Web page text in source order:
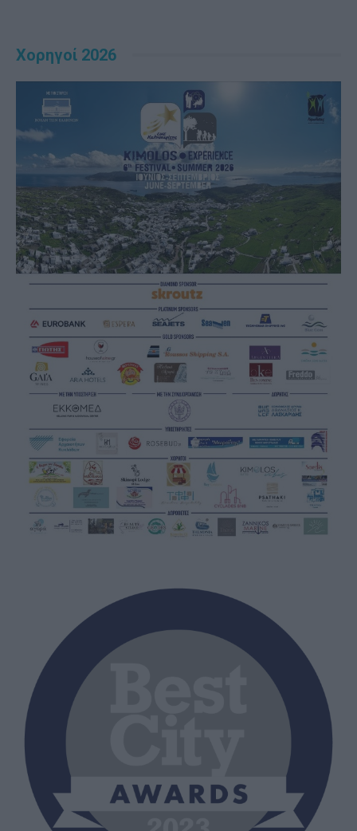
Χορηγοί 2026